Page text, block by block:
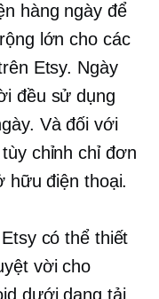
hàng ngày để
lớn cho các
Etsy. Ngày
đều sử dụng
Và đối với
chỉnh chỉ đơn
hữu điện thoại.
có thể thiết
vời cho
dưới dạng tải